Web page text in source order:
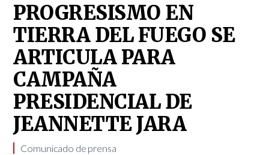
PROGRESISMO EN
TIERRA DEL FUEGO SE
ARTICULA PARA
CAMPAÑA
PRESIDENCIAL DE
JEANNETTE JARA
Comunicado de prensa